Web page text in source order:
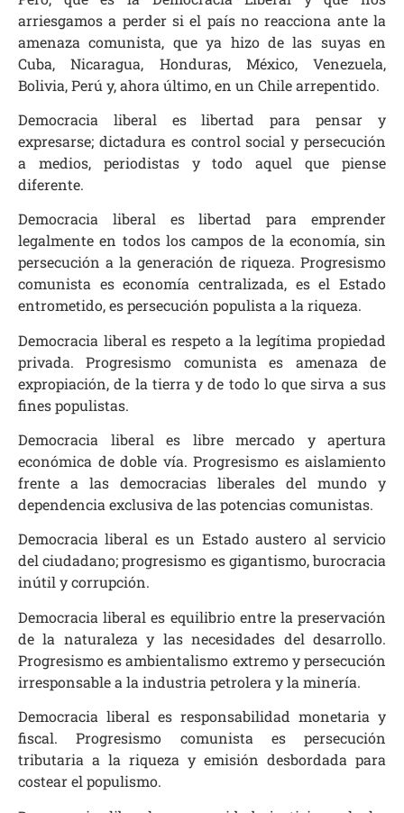
arriesgamos a perder si el país no reacciona ante la
amenaza comunista, que ya hizo de las suyas en
Cuba, Nicaragua, Honduras, México, Venezuela,
Bolivia, Perú y, ahora último, en un Chile arrepentido.
Democracia liberal es libertad para pensar y
expresarse; dictadura es control social y persecución
a medios, periodistas y todo aquel que piense
diferente.
Democracia liberal es libertad para emprender
legalmente en todos los campos de la economía, sin
persecución a la generación de riqueza. Progresismo
comunista es economía centralizada, es el Estado
entrometido, es persecución populista a la riqueza.
Democracia liberal es respeto a la legítima propiedad
privada. Progresismo comunista es amenaza de
expropiación, de la tierra y de todo lo que sirva a sus
fines populistas.
Democracia liberal es libre mercado y apertura
económica de doble vía. Progresismo es aislamiento
frente a las democracias liberales del mundo y
dependencia exclusiva de las potencias comunistas.
Democracia liberal es un Estado austero al servicio
del ciudadano; progresismo es gigantismo, burocracia
inútil y corrupción.
Democracia liberal es equilibrio entre la preservación
de la naturaleza y las necesidades del desarrollo.
Progresismo es ambientalismo extremo y persecución
irresponsable a la industria petrolera y la minería.
Democracia liberal es responsabilidad monetaria y
fiscal. Progresismo comunista es persecución
tributaria a la riqueza y emisión desbordada para
costear el populismo.